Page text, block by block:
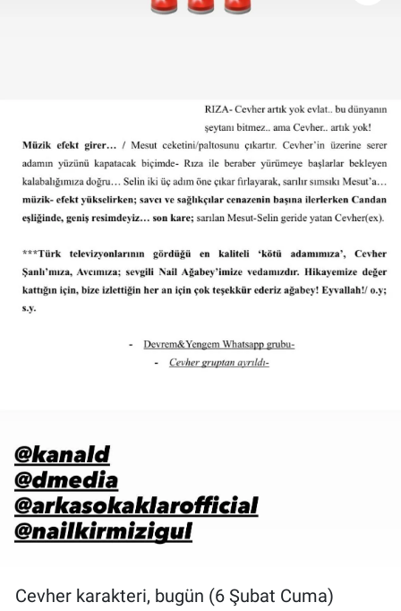
Cevher karakteri, bugün (6 Şubat Cuma)